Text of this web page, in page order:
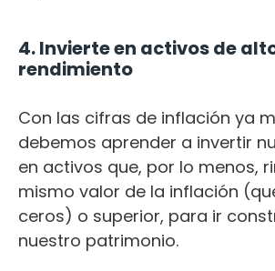
4. Invierte en activos de
rendimiento
Con las cifras de inflación ya
debemos aprender a invertir
en activos que, por lo menos,
mismo valor de la inflación
ceros) o superior, para ir
nuestro patrimonio.